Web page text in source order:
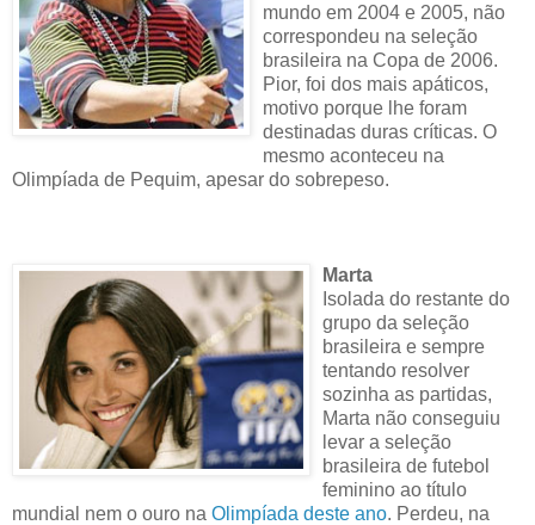
mundo em 2004 e 2005, não
correspondeu na seleção
brasileira na Copa de 2006.
Pior, foi dos mais apáticos,
motivo porque lhe foram
destinadas duras críticas. O
mesmo aconteceu na
Olimpíada de Pequim, apesar do sobrepeso.
Marta
Isolada do restante do
grupo da seleção
brasileira e sempre
tentando resolver
sozinha as partidas,
Marta não conseguiu
levar a seleção
brasileira de futebol
feminino ao título
mundial nem o ouro na Olimpíada deste ano. Perdeu, na